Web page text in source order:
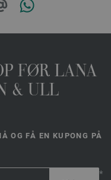
FØR LANA
& ULL
OG FÅ EN KUPONG PÅ
*